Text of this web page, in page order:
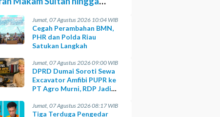
di Sungai
Jumat, 07 Agustus 2026 10:04 WIB
Cegah Perambahan BMN,
PHR dan Polda Riau
Satukan Langkah
Jumat, 07 Agustus 2026 09:00 WIB
DPRD Dumai Soroti Sewa
Excavator Amfibi PUPR ke
PT Agro Murni, RDP Jadi
Jumat, 07 Agustus 2026 08:17 WIB
Tiga Terduga Pengedar